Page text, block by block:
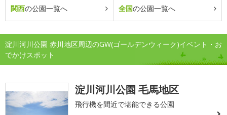
関西の公園一覧へ 全国の公園一覧へ
淀川河川公園 赤川地区周辺のGW(ゴールデンウィーク)イベント・お
でかけスポット
淀川河川公園 毛馬地区
飛行機を間近で堪能できる公園